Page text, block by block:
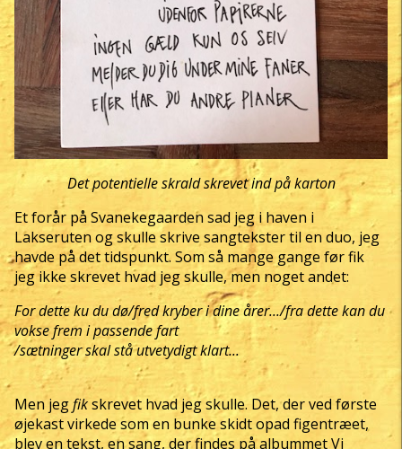
Det potentielle skrald skrevet ind på karton
Et forår på Svanekegaarden sad jeg i haven i
Lakseruten og skulle skrive sangtekster til en duo, jeg
havde på det tidspunkt. Som så mange gange før fik
jeg ikke skrevet hvad jeg skulle, men noget andet:
For dette ku du dø/fred kryber i dine årer.../fra dette kan du
vokse frem i passende fart
/sætninger skal stå utvetydigt klart...
Men jegfikskrevet hvad jeg skulle. Det, der ved første
øjekast virkede som en bunke skidt opad figentræet,
blev en tekst, en sang, der findes på albummet Vi